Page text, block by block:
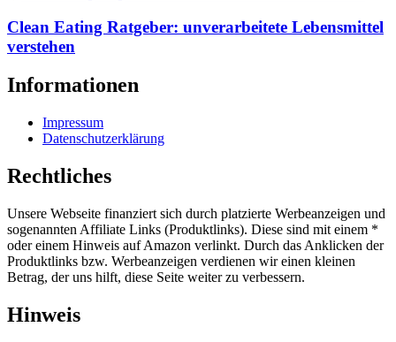
Clean Eating Ratgeber: unverarbeitete Lebensmittel
verstehen
Informationen
Impressum
Datenschutzerklärung
Rechtliches
Unsere Webseite finanziert sich durch platzierte Werbeanzeigen und
sogenannten Affiliate Links (Produktlinks). Diese sind mit einem *
oder einem Hinweis auf Amazon verlinkt. Durch das Anklicken der
Produktlinks bzw. Werbeanzeigen verdienen wir einen kleinen
Betrag, der uns hilft, diese Seite weiter zu verbessern.
Hinweis